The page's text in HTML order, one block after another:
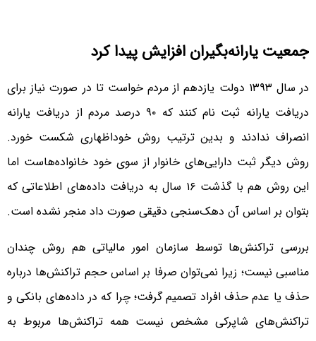
جمعیت یارانه‌بگیران افزایش پیدا کرد
در سال ۱۳۹۳ دولت یازدهم از مردم خواست تا در صورت نیاز برای
دریافت یارانه ثبت نام کنند که ۹۰ درصد مردم از دریافت یارانه
انصراف ندادند و بدین ترتیب روش خوداظهاری شکست خورد.
روش دیگر ثبت دارایی‌های خانوار از سوی خود خانواده‌هاست اما
این روش هم با گذشت ۱۶ سال به دریافت داده‌های اطلاعاتی که
بتوان بر اساس آن دهک‌سنجی دقیقی صورت داد منجر نشده است.
بررسی تراکنش‌ها توسط سازمان امور مالیاتی هم روش چندان
مناسبی نیست؛ زیرا نمی‌توان صرفا بر اساس حجم تراکنش‌ها درباره
حذف یا عدم حذف افراد تصمیم گرفت؛ چرا که در داده‌های بانکی و
تراکنش‌های شاپرکی مشخص نیست همه تراکنش‌ها مربوط به